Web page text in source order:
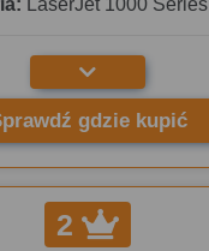
gdzie kupić
2